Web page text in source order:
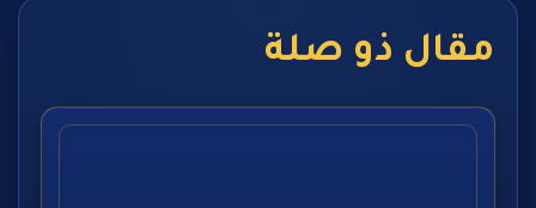
مقال ذو صلة